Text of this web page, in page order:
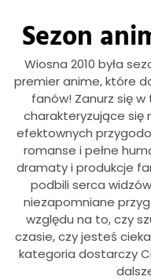
Sezon
Wiosna 2010 była
premier anime, które
fanów! Zanurz się
charakteryzujące się
efektownych
romanse i pełne
dramaty i produkcje
podbili serca
niezapomniane
względu na to, czy
czasie, czy jesteś
kategoria dostarczy